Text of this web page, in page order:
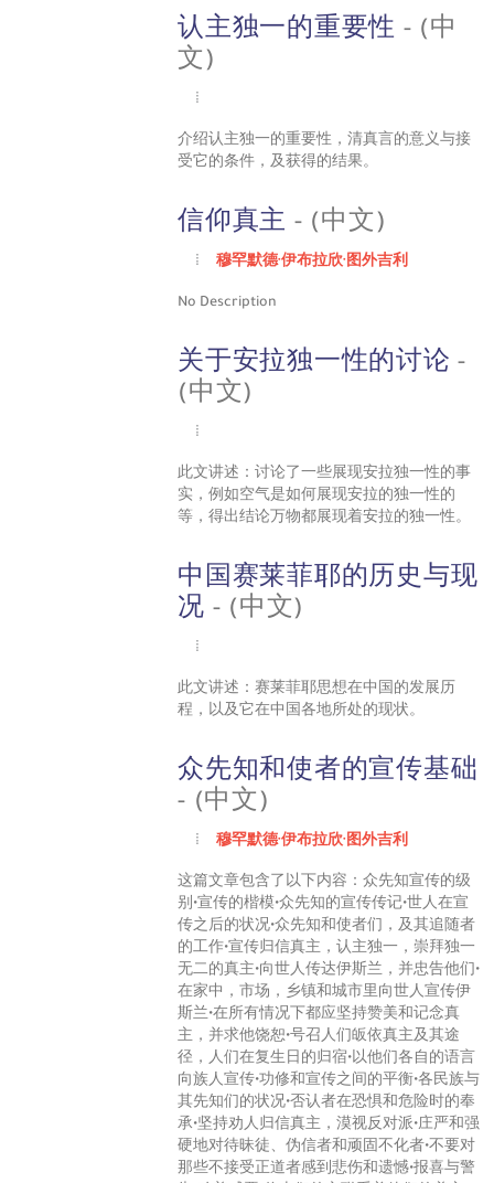
认主独一的重要性 - (中
文)
介绍认主独一的重要性，清真言的意义与接
受它的条件，及获得的结果。
信仰真主 - (中文)
穆罕默德·伊布拉欣·图外吉利
No Description
关于安拉独一性的讨论 -
(中文)
此文讲述：讨论了一些展现安拉独一性的事
实，例如空气是如何展现安拉的独一性的
等，得出结论万物都展现着安拉的独一性。
中国赛莱菲耶的历史与现
况 - (中文)
此文讲述：赛莱菲耶思想在中国的发展历
程，以及它在中国各地所处的现状。
众先知和使者的宣传基础
- (中文)
穆罕默德·伊布拉欣·图外吉利
这篇文章包含了以下内容：众先知宣传的级
别•宣传的楷模•众先知的宣传传记•世人在宣
传之后的状况•众先知和使者们，及其追随者
的工作•宣传归信真主，认主独一，崇拜独一
无二的真主•向世人传达伊斯兰，并忠告他们•
在家中，市场，乡镇和城市里向世人宣传伊
斯兰•在所有情况下都应坚持赞美和记念真
主，并求他饶恕•号召人们皈依真主及其途
径，人们在复生日的归宿•以他们各自的语言
向族人宣传•功修和宣传之间的平衡•各民族与
其先知们的状况•否认者在恐惧和危险时的奉
承•坚持劝人归信真主，漠视反对派•庄严和强
硬地对待昧徒、伪信者和顽固不化者•不要对
那些不接受正道者感到悲伤和遗憾•报喜与警